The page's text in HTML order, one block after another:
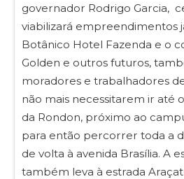
governador Rodrigo Garcia,
viabilizará empreendimentos
Botânico Hotel Fazenda e o
Golden e outros futuros,
moradores e trabalhadores
não mais necessitarem ir até
da Rondon, próximo ao
para então percorrer toda a
de volta à avenida Brasília. A
também leva à estrada